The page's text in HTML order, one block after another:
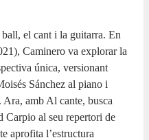
el cant i la guitarra. En
Caminero va explorar la
única, versionant
Sánchez al piano i
amb Al cante, busca
Carpio al seu repertori de
aprofita l’estructura